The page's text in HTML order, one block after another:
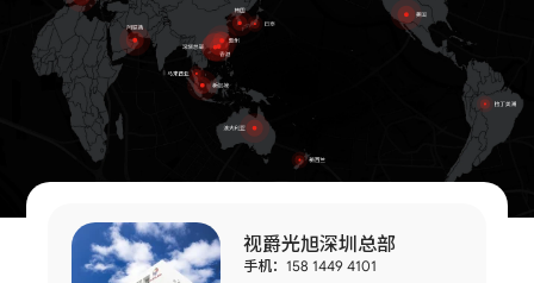
解决方案
案例中心
关于我们
新闻中心 视爵光旭深圳总部
手机：158 1449 4101